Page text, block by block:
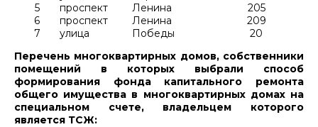
5
проспект Ленина
205
6
проспект Ленина
209
7
улица Победы
20
Перечень многоквартирных домов, собственники
помещений в которых выбрали способ
формирования фонда капитального ремонта
общего имущества в многоквартирных домах на
специальном счете, владельцем которого
является ТСЖ: